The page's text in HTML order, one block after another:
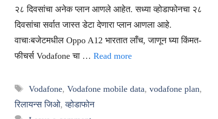
२८ दिवसांचा अनेक प्लान आणले आहेत. सध्या व्होडाफोनचा २८
दिवसांचा सर्वात जास्त डेटा देणारा प्लान आणला आहे.
वाचाःबजेटमधील Oppo A12 भारतात लाँच, जाणून घ्या किंमत-
फीचर्स Vodafone चा … Read more
Tags
Vodafone, Vodafone mobile data, vodafone plan,
रिलायन्स जिओ,व्होडाफोन